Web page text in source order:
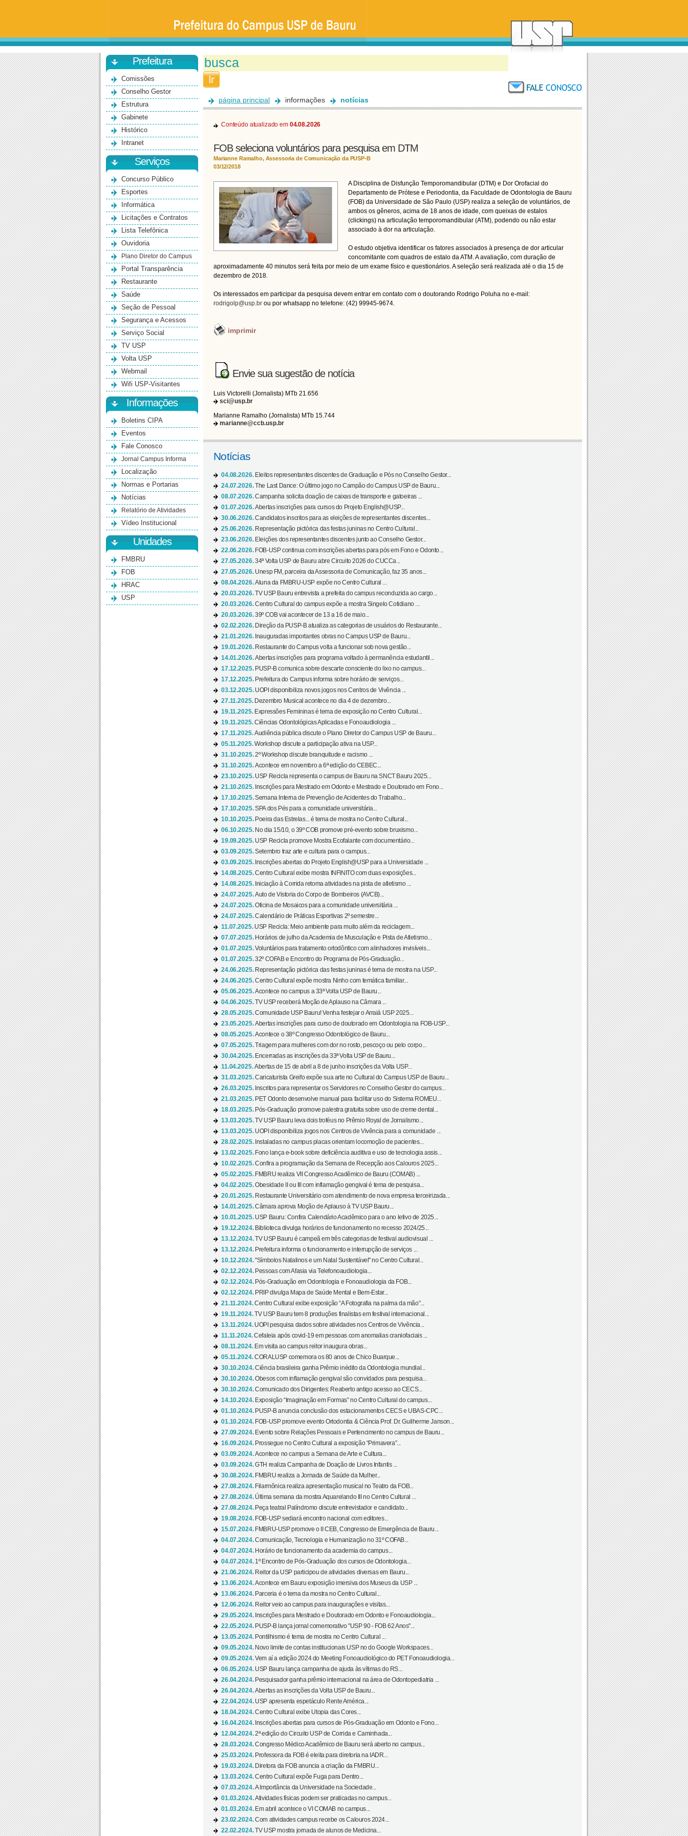
São
Paulo
-
Bauru
conteúdo
principal
Prefeitura
Comissões
Conselho Gestor
Estrutura
Gabinete
Histórico
Intranet
Serviços
Concurso Público
Esportes
Informática
Licitações e Contratos
Lista Telefônica
Ouvidoria
Plano Diretor do Campus
Portal Transparência
Restaurante
Saúde
Seção de Pessoal
Segurança e Acessos
Serviço Social
TV USP
Volta USP
Webmail
Wifi USP-Visitantes
Informações
Boletins CIPA
Eventos
Fale Conosco
Jornal Campus Informa
Localização
Normas e Portarias
Notícias
Relatório de Atividades
Vídeo Institucional
Unidades
FMBRU
FOB
HRAC
USP
página principal informações notícias
Conteúdo atualizado em 04.08.2026
FOB seleciona voluntários para pesquisa em DTM
Marianne Ramalho, Assessoria de Comunicação da PUSP-B
03/12/2018
A Disciplina de Disfunção Temporomandibular (DTM) e Dor Orofacial do
Departamento de Prótese e Periodontia, da Faculdade de Odontologia de Bauru
(FOB) da Universidade de São Paulo (USP) realiza a seleção de voluntários, de
ambos os gêneros, acima de 18 anos de idade, com queixas de estalos
(clickings) na articulação temporomandibular (ATM), podendo ou não estar
associado à dor na articulação.
O estudo objetiva identificar os fatores associados à presença de dor articular
concomitante com quadros de estalo da ATM. A avaliação, com duração de
aproximadamente 40 minutos será feita por meio de um exame físico e questionários. A seleção será realizada até o dia 15 de
dezembro de 2018.
Os interessados em participar da pesquisa devem entrar em contato com o doutorando Rodrigo Poluha no e-mail:
rodrigolp@usp.br ou por whatsapp no telefone: (42) 99945-9674.
imprimir
Envie sua sugestão de notícia
Luis Victorelli (Jornalista) MTb 21.656
sci@usp.br
Marianne Ramalho (Jornalista) MTb 15.744
marianne@ccb.usp.br
Notícias
04.08.2026. Eleitos representantes discentes de Graduação e Pós no Conselho Gestor...
24.07.2026.The Last Dance: O último jogo no Campão do Campus USP de Bauru...
08.07.2026.Campanha solicita doação de caixas de transporte e gatoeiras ...
01.07.2026.Abertas inscrições para cursos do Projeto English@USP...
30.06.2026.Candidatos inscritos para as eleições de representantes discentes...
25.06.2026. Representação pictórica das festas juninas no Centro Cultural...
23.06.2026. Eleições dos representantes discentes junto ao Conselho Gestor...
22.06.2026. FOB-USP continua com inscrições abertas para pós em Fono e Odonto...
27.05.2026.34ª Volta USP de Bauru abre Circuito 2026 do CUCCa...
27.05.2026. Unesp FM, parceira da Assessoria de Comunicação, faz 35 anos...
08.04.2026.Aluna da FMBRU-USP expõe no Centro Cultural ...
20.03.2026.TV USP Bauru entrevista a prefeita do campus reconduzida ao cargo...
20.03.2026.Centro Cultural do campus expõe a mostra Singelo Cotidiano ...
20.03.2026.39º COB vai acontecer de 13 a 16 de maio...
02.02.2026. Direção da PUSP-B atualiza as categorias de usuários do Restaurante...
21.01.2026. Inauguradas importantes obras no Campus USP de Bauru...
19.01.2026. Restaurante do Campus volta a funcionar sob nova gestão...
14.01.2026.Abertas inscrições para programa voltado à permanência estudantil...
17.12.2025. PUSP-B comunica sobre descarte consciente do lixo no campus...
17.12.2025. Prefeitura do Campus informa sobre horário de serviços...
03.12.2025. UOPI disponibiliza novos jogos nos Centros de Vivência ...
27.11.2025. Dezembro Musical acontece no dia 4 de dezembro...
19.11.2025. Expressões Femininas é tema de exposição no Centro Cultural...
19.11.2025.Ciências Odontológicas Aplicadas e Fonoaudiologia ...
17.11.2025.Audiência pública discute o Plano Diretor do Campus USP de Bauru...
05.11.2025.Workshop discute a participação ativa na USP...
31.10.2025.2º Workshop discute branquitude e racismo ...
31.10.2025.Acontece em novembro a 6ª edição do CEBEC...
23.10.2025. USP Recicla representa o campus de Bauru na SNCT Bauru 2025...
21.10.2025. Inscrições para Mestrado em Odonto e Mestrado e Doutorado em Fono...
17.10.2025.Semana Interna de Prevenção de Acidentes do Trabalho...
17.10.2025.SPA dos Pés para a comunidade universitária...
10.10.2025. Poeira das Estrelas... é tema de mostra no Centro Cultural...
06.10.2025. No dia 15/10, o 39º COB promove pré-evento sobre bruxismo...
19.09.2025. USP Recicla promove Mostra Ecofalante com documentário...
03.09.2025.Setembro traz arte e cultura para o campus...
03.09.2025. Inscrições abertas do Projeto English@USP para a Universidade ...
14.08.2025.Centro Cultural exibe mostra INFINITO com duas exposições...
14.08.2025. Iniciação à Corrida retoma atividades na pista de atletismo ...
24.07.2025.Auto de Vistoria do Corpo de Bombeiros (AVCB)...
24.07.2025.Oficina de Mosaicos para a comunidade universitária ...
24.07.2025.Calendário de Práticas Esportivas 2º semestre...
11.07.2025. USP Recicla: Meio ambiente para muito além da reciclagem...
07.07.2025. Horários de julho da Academia de Musculação e Pista de Atletismo...
01.07.2025.Voluntários para tratamento ortodôntico com alinhadores invisíveis...
01.07.2025.32º COFAB e Encontro do Programa de Pós-Graduação...
24.06.2025. Representação pictórica das festas juninas é tema de mostra na USP...
24.06.2025.Centro Cultural expõe mostra Ninho com temática familiar...
05.06.2025.Acontece no campus a 33ª Volta USP de Bauru...
04.06.2025.TV USP receberá Moção de Aplauso na Câmara ...
28.05.2025.Comunidade USP Bauru! Venha festejar o Arraiá USP 2025...
23.05.2025.Abertas inscrições para curso de doutorado em Odontologia na FOB-USP...
08.05.2025.Acontece o 38º Congresso Odontológico de Bauru...
07.05.2025.Triagem para mulheres com dor no rosto, pescoço ou pelo corpo...
30.04.2025. Encerradas as inscrições da 33ª Volta USP de Bauru...
11.04.2025.Abertas de 15 de abril a 8 de junho inscrições da Volta USP...
31.03.2025.Caricaturista Greifo expõe sua arte no Cultural do Campus USP de Bauru...
26.03.2025. Inscritos para representar os Servidores no Conselho Gestor do campus...
21.03.2025. PET Odonto desenvolve manual para facilitar uso do Sistema ROMEU...
18.03.2025. Pós-Graduação promove palestra gratuita sobre uso de creme dental...
13.03.2025.TV USP Bauru leva dois troféus no Prêmio Royal de Jornalismo...
13.03.2025. UOPI disponibiliza jogos nos Centros de Vivência para a comunidade ...
28.02.2025. Instaladas no campus placas orientam locomoção de pacientes...
13.02.2025. Fono lança e-book sobre deficiência auditiva e uso de tecnologia assis...
10.02.2025.Confira a programação da Semana de Recepção aos Calouros 2025...
05.02.2025. FMBRU realiza VII Congresso Acadêmico de Bauru (COMAB) ...
04.02.2025.Obesidade II ou III com inflamação gengival é tema de pesquisa...
20.01.2025. Restaurante Universitário com atendimento de nova empresa terceirizada...
14.01.2025.Câmara aprova Moção de Aplauso à TV USP Bauru...
10.01.2025. USP Bauru: Confira Calendário Acadêmico para o ano letivo de 2025...
19.12.2024. Biblioteca divulga horários de funcionamento no recesso 2024/25...
13.12.2024.TV USP Bauru é campeã em três categorias de festival audiovisual ...
13.12.2024. Prefeitura informa o funcionamento e interrupção de serviços ...
10.12.2024."Símbolos Natalinos e um Natal Sustentável" no Centro Cultural...
02.12.2024. Pessoas com Afasia via Telefonoaudiologia...
02.12.2024. Pós-Graduação em Odontologia e Fonoaudiologia da FOB...
02.12.2024. PRIP divulga Mapa de Saúde Mental e Bem-Estar...
21.11.2024.Centro Cultural exibe exposição “A Fotografia na palma da mão”...
19.11.2024.TV USP Bauru tem 8 produções finalistas em festival internacional...
13.11.2024. UOPI pesquisa dados sobre atividades nos Centros de Vivência...
11.11.2024.Cefaleia após covid-19 em pessoas com anomalias craniofaciais ...
08.11.2024. Em visita ao campus reitor inaugura obras...
05.11.2024.CORALUSP comemora os 80 anos de Chico Buarque...
30.10.2024.Ciência brasileira ganha Prêmio inédito da Odontologia mundial...
30.10.2024.Obesos com inflamação gengival são convidados para pesquisa...
30.10.2024.Comunicado dos Dirigentes: Reaberto antigo acesso ao CECS...
14.10.2024. Exposição “Imaginação em Formas” no Centro Cultural do campus...
01.10.2024. PUSP-B anuncia conclusão dos estacionamentos CECS e UBAS-CPC...
01.10.2024. FOB-USP promove evento Ortodontia & Ciência Prof. Dr. Guilherme Janson...
27.09.2024. Evento sobre Relações Pessoais e Pertencimento no campus de Bauru...
16.09.2024. Prossegue no Centro Cultural a exposição “Primavera”...
03.09.2024.Acontece no campus a Semana de Arte e Cultura...
03.09.2024.GTH realiza Campanha de Doação de Livros Infantis ...
30.08.2024. FMBRU realiza a Jornada de Saúde da Mulher...
27.08.2024. Filarmônica realiza apresentação musical no Teatro da FOB...
27.08.2024. Última semana da mostra Aquarelando III no Centro Cultural ...
27.08.2024. Peça teatral Palíndromo discute entrevistador e candidato...
19.08.2024. FOB-USP sediará encontro nacional com editores...
15.07.2024. FMBRU-USP promove o II CEB, Congresso de Emergência de Bauru...
04.07.2024.Comunicação, Tecnologia e Humanização no 31º COFAB...
04.07.2024. Horário de funcionamento da academia do campus...
04.07.2024. 1º Encontro de Pós-Graduação dos cursos de Odontologia...
21.06.2024. Reitor da USP participou de atividades diversas em Bauru...
13.06.2024.Acontece em Bauru exposição imersiva dos Museus da USP ...
13.06.2024. Parceria é o tema da mostra no Centro Cultural...
12.06.2024. Reitor veio ao campus para inaugurações e visitas...
29.05.2024. Inscrições para Mestrado e Doutorado em Odonto e Fonoaudiologia...
22.05.2024. PUSP-B lança jornal comemorativo "USP 90 - FOB 62 Anos"...
13.05.2024. Pontilhismo é tema de mostra no Centro Cultural ...
09.05.2024. Novo limite de contas institucionais USP no do Google Workspaces...
09.05.2024.Vem aí a edição 2024 do Meeting Fonoaudiológico do PET Fonoaudiologia...
06.05.2024. USP Bauru lança campanha de ajuda às vítimas do RS...
26.04.2024. Pesquisador ganha prêmio internacional na área de Odontopediatria ...
26.04.2024.Abertas as inscrições da Volta USP de Bauru...
22.04.2024. USP apresenta espetáculo Rente América...
18.04.2024.Centro Cultural exibe Utopia das Cores...
16.04.2024. Inscrições abertas para cursos de Pós-Graduação em Odonto e Fono...
12.04.2024.2ª edição do Circuito USP de Corrida e Caminhada...
28.03.2024.Congresso Médico Acadêmico de Bauru será aberto no campus...
25.03.2024. Professora da FOB é eleita para diretoria na IADR...
19.03.2024. Diretora da FOB anuncia a criação da FMBRU...
13.03.2024.Centro Cultural expõe Fuga para Dentro...
07.03.2024.A Importância da Universidade na Sociedade...
01.03.2024.Atividades físicas podem ser praticadas no campus...
01.03.2024. Em abril acontece o VI COMAB no campus...
23.02.2024.Com atividades campus recebe os Calouros 2024...
22.02.2024.TV USP mostra jornada de alunos de Medicina...